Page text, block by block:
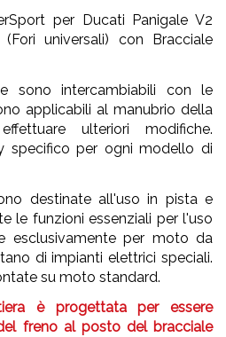
per Ducati Panigale V2
(Fori universali) con Bracciale
sono intercambiabili con le
applicabili al manubrio della
ulteriori modifiche.
specifico per ogni modello di
destinate all'uso in pista e
le funzioni essenziali per l'uso
esclusivamente per moto da
di impianti elettrici speciali.
su moto standard.
è progettata per essere
freno al posto del bracciale